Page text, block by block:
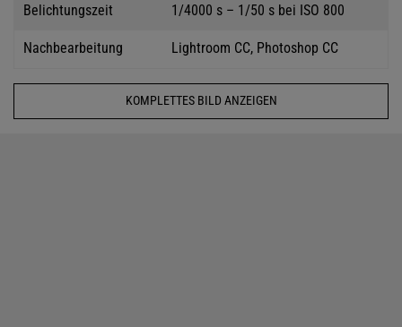
Belichtungszeit 1/4000 s – 1/50 s bei ISO 800
Nachbearbeitung Lightroom CC, Photoshop CC
KOMPLETTES BILD ANZEIGEN